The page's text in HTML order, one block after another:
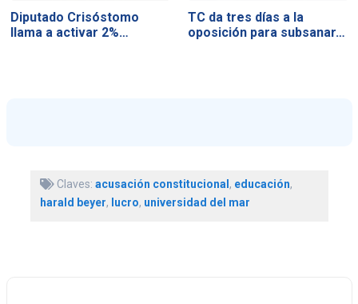
Diputado Crisóstomo
llama a activar 2%…
TC da tres días a la
oposición para subsanar…
Claves: acusación constitucional, educación,
harald beyer, lucro, universidad del mar